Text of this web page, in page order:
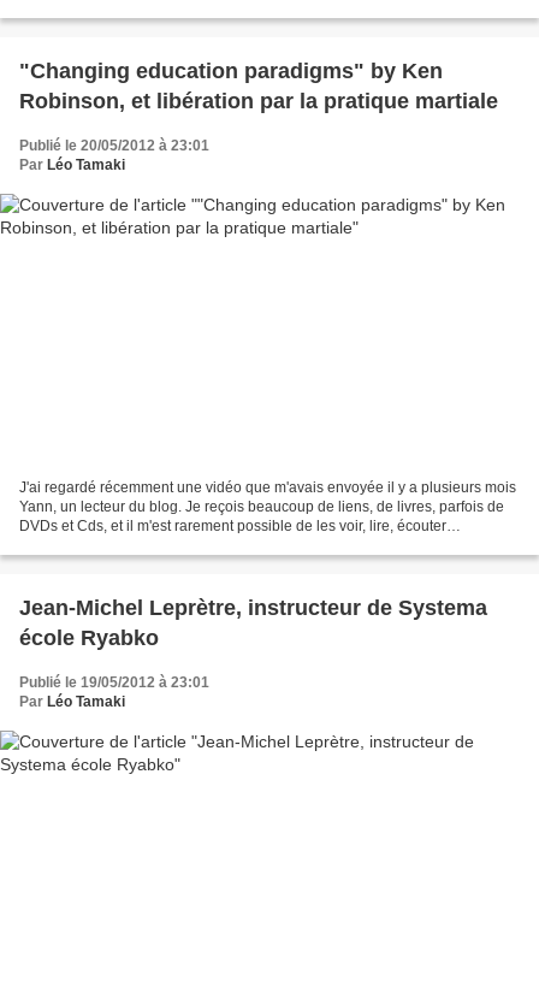
"Changing education paradigms" by Ken
Robinson, et libération par la pratique martiale
Publié le 20/05/2012 à 23:01
Par Léo Tamaki
J'ai regardé récemment une vidéo que m'avais envoyée il y a plusieurs mois
Yann, un lecteur du blog. Je reçois beaucoup de liens, de livres, parfois de
DVDs et Cds, et il m'est rarement possible de les voir, lire, écouter
Jean-Michel Leprètre, instructeur de Systema
école Ryabko
Publié le 19/05/2012 à 23:01
Par Léo Tamaki